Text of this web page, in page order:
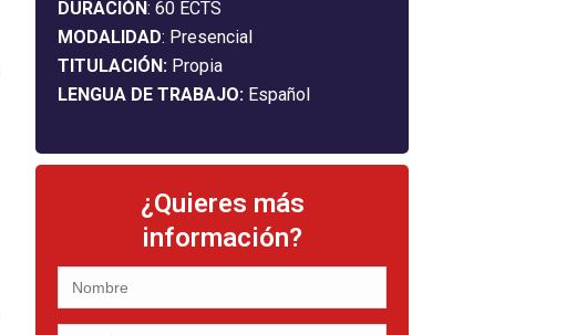
DURACIÓN: 60 ECTS
MODALIDAD: Presencial
TITULACIÓN: Propia
LENGUA DE TRABAJO: Español
¿Quieres más
información?